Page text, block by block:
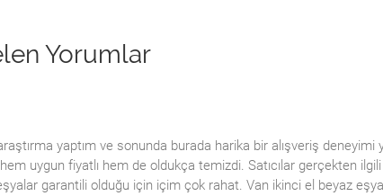
Yorumlar
yaptım ve sonunda burada harika bir alışveriş deneyimi
uygun fiyatlı hem de oldukça temizdi. Satıcılar gerçekten
garantili olduğu için içim çok rahat. Van ikinci el beyaz eşya